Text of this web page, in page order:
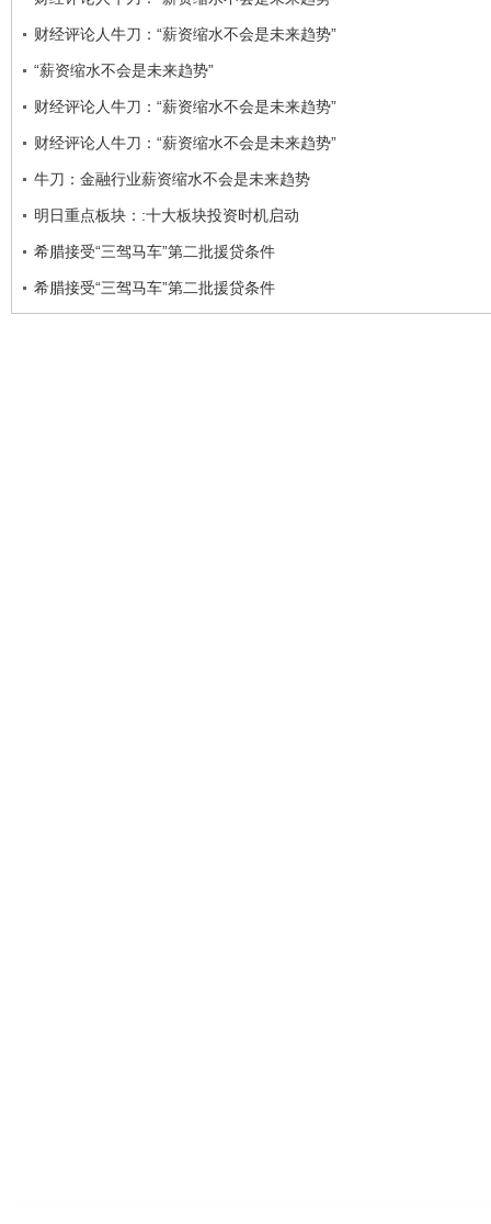
财经评论人牛刀：“薪资缩水不会是未来趋势”
“薪资缩水不会是未来趋势”
财经评论人牛刀：“薪资缩水不会是未来趋势”
财经评论人牛刀：“薪资缩水不会是未来趋势”
牛刀：金融行业薪资缩水不会是未来趋势
明日重点板块：:十大板块投资时机启动
希腊接受“三驾马车”第二批援贷条件
希腊接受“三驾马车”第二批援贷条件